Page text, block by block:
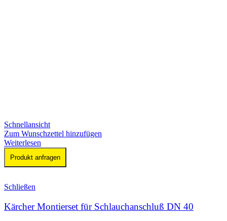
Schnellansicht
Zum Wunschzettel hinzufügen
Weiterlesen
Produkt anfragen
Schließen
Kärcher Montierset für Schlauchanschluß DN 40